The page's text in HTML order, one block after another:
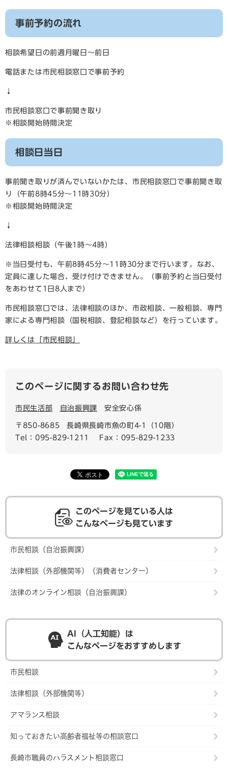
事前予約の流れ
相談希望日の前週月曜日～前日
電話または市民相談窓口で事前予約
↓
市民相談窓口で事前聞き取り
※相談開始時間決定
相談日当日
事前聞き取りが済んでいないかたは、市民相談窓口で事前聞き取
り（午前8時45分～11時30分）
※相談開始時間決定
↓
法律相談相談（午後1時～4時）
※当日受付も、午前8時45分～11時30分まで行います。なお、
定員に達した場合、受け付けできません。（事前予約と当日受付
をあわせて1日8人まで）
市民相談窓口では、法律相談のほか、市政相談、一般相談、専門
家による専門相談（国税相談、登記相談など）を行っています。
詳しくは「市民相談」
このページに関するお問い合わせ先
市民生活部 自治振興課 安全安心係
〒850-8685
長崎県長崎市魚の町4-1（10階）
Tel：095-829-1211
Fax：095-829-1233
このページを見ている人は
こんなページも見ています
市民相談（自治振興課）
法律相談（外部機関等）（消費者センター）
法律のオンライン相談（自治振興課）
AI（人工知能）は
こんなページをおすすめします
市民相談
法律相談（外部機関等）
アマランス相談
知っておきたい高齢者福祉等の相談窓口
長崎市職員のハラスメント相談窓口